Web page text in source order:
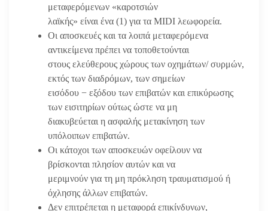
μεταφερόμενων «καροτσιών
λαϊκής» είναι ένα (1) για τα MIDI λεωφορεία.
Οι αποσκευές και τα λοιπά μεταφερόμενα
αντικείμενα πρέπει να τοποθετούνται
στους ελεύθερους χώρους των οχημάτων/ συρμών,
εκτός των διαδρόμων, των σημείων
εισόδου − εξόδου των επιβατών και επικύρωσης
των εισιτηρίων ούτως ώστε να μη
διακυβεύεται η ασφαλής μετακίνηση των
υπόλοιπων επιβατών.
Οι κάτοχοι των αποσκευών οφείλουν να
βρίσκονται πλησίον αυτών και να
μεριμνούν για τη μη πρόκληση τραυματισμού ή
όχλησης άλλων επιβατών.
Δεν επιτρέπεται η μεταφορά επικίνδυνων,